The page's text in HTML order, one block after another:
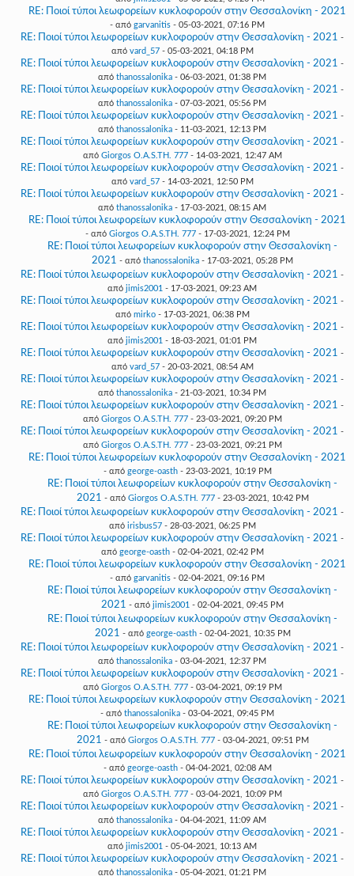
RE: Ποιοί τύποι λεωφορείων κυκλοφορούν στην Θεσσαλονίκη - 2021
- από garvanitis - 05-03-2021, 07:16 PM
RE: Ποιοί τύποι λεωφορείων κυκλοφορούν στην Θεσσαλονίκη - 2021 -
από vard_57- 05-03-2021, 04:18 PM
RE: Ποιοί τύποι λεωφορείων κυκλοφορούν στην Θεσσαλονίκη - 2021 -
από thanossalonika - 06-03-2021, 01:38 PM
RE: Ποιοί τύποι λεωφορείων κυκλοφορούν στην Θεσσαλονίκη - 2021 -
από thanossalonika - 07-03-2021, 05:56 PM
RE: Ποιοί τύποι λεωφορείων κυκλοφορούν στην Θεσσαλονίκη - 2021 -
από thanossalonika - 11-03-2021, 12:13 PM
RE: Ποιοί τύποι λεωφορείων κυκλοφορούν στην Θεσσαλονίκη - 2021 -
από Giorgos O.A.S.TH. 777- 14-03-2021, 12:47 AM
RE: Ποιοί τύποι λεωφορείων κυκλοφορούν στην Θεσσαλονίκη - 2021 -
από vard_57- 14-03-2021, 12:50 PM
RE: Ποιοί τύποι λεωφορείων κυκλοφορούν στην Θεσσαλονίκη - 2021 -
από thanossalonika - 17-03-2021, 08:15 AM
RE: Ποιοί τύποι λεωφορείων κυκλοφορούν στην Θεσσαλονίκη - 2021
- από Giorgos O.A.S.TH. 777- 17-03-2021, 12:24 PM
RE: Ποιοί τύποι λεωφορείων κυκλοφορούν στην Θεσσαλονίκη -
2021 - από thanossalonika - 17-03-2021, 05:28 PM
RE: Ποιοί τύποι λεωφορείων κυκλοφορούν στην Θεσσαλονίκη - 2021 -
από jimis2001 - 17-03-2021, 09:23 AM
RE: Ποιοί τύποι λεωφορείων κυκλοφορούν στην Θεσσαλονίκη - 2021 -
από mirko- 17-03-2021, 06:38 PM
RE: Ποιοί τύποι λεωφορείων κυκλοφορούν στην Θεσσαλονίκη - 2021 -
από jimis2001 - 18-03-2021, 01:01 PM
RE: Ποιοί τύποι λεωφορείων κυκλοφορούν στην Θεσσαλονίκη - 2021 -
από vard_57- 20-03-2021, 08:54 AM
RE: Ποιοί τύποι λεωφορείων κυκλοφορούν στην Θεσσαλονίκη - 2021 -
από thanossalonika - 21-03-2021, 10:34 PM
RE: Ποιοί τύποι λεωφορείων κυκλοφορούν στην Θεσσαλονίκη - 2021 -
από Giorgos O.A.S.TH. 777- 23-03-2021, 09:20 PM
RE: Ποιοί τύποι λεωφορείων κυκλοφορούν στην Θεσσαλονίκη - 2021 -
από Giorgos O.A.S.TH. 777- 23-03-2021, 09:21 PM
RE: Ποιοί τύποι λεωφορείων κυκλοφορούν στην Θεσσαλονίκη - 2021
- από george-oasth- 23-03-2021, 10:19 PM
RE: Ποιοί τύποι λεωφορείων κυκλοφορούν στην Θεσσαλονίκη -
2021 - από Giorgos O.A.S.TH. 777- 23-03-2021, 10:42 PM
RE: Ποιοί τύποι λεωφορείων κυκλοφορούν στην Θεσσαλονίκη - 2021 -
από irisbus57- 28-03-2021, 06:25 PM
RE: Ποιοί τύποι λεωφορείων κυκλοφορούν στην Θεσσαλονίκη - 2021 -
από george-oasth- 02-04-2021, 02:42 PM
RE: Ποιοί τύποι λεωφορείων κυκλοφορούν στην Θεσσαλονίκη - 2021
- από garvanitis - 02-04-2021, 09:16 PM
RE: Ποιοί τύποι λεωφορείων κυκλοφορούν στην Θεσσαλονίκη -
2021 - από jimis2001 - 02-04-2021, 09:45 PM
RE: Ποιοί τύποι λεωφορείων κυκλοφορούν στην Θεσσαλονίκη -
2021 - από george-oasth- 02-04-2021, 10:35 PM
RE: Ποιοί τύποι λεωφορείων κυκλοφορούν στην Θεσσαλονίκη - 2021 -
από thanossalonika - 03-04-2021, 12:37 PM
RE: Ποιοί τύποι λεωφορείων κυκλοφορούν στην Θεσσαλονίκη - 2021 -
από Giorgos O.A.S.TH. 777- 03-04-2021, 09:19 PM
RE: Ποιοί τύποι λεωφορείων κυκλοφορούν στην Θεσσαλονίκη - 2021
- από thanossalonika - 03-04-2021, 09:45 PM
RE: Ποιοί τύποι λεωφορείων κυκλοφορούν στην Θεσσαλονίκη -
2021 - από Giorgos O.A.S.TH. 777- 03-04-2021, 09:51 PM
RE: Ποιοί τύποι λεωφορείων κυκλοφορούν στην Θεσσαλονίκη - 2021
- από george-oasth- 04-04-2021, 02:08 AM
RE: Ποιοί τύποι λεωφορείων κυκλοφορούν στην Θεσσαλονίκη - 2021 -
από Giorgos O.A.S.TH. 777- 03-04-2021, 10:09 PM
RE: Ποιοί τύποι λεωφορείων κυκλοφορούν στην Θεσσαλονίκη - 2021 -
από thanossalonika - 04-04-2021, 11:09 AM
RE: Ποιοί τύποι λεωφορείων κυκλοφορούν στην Θεσσαλονίκη - 2021 -
από jimis2001 - 05-04-2021, 10:13 AM
RE: Ποιοί τύποι λεωφορείων κυκλοφορούν στην Θεσσαλονίκη - 2021 -
από thanossalonika - 05-04-2021, 01:21 PM